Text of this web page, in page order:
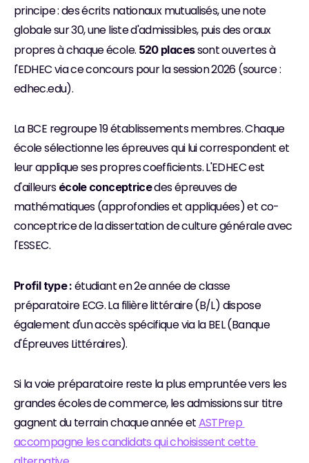
principe : des écrits nationaux mutualisés, une note
globale sur 30, une liste d'admissibles, puis des oraux
propres à chaque école. 520 places sont ouvertes à
l'EDHEC via ce concours pour la session 2026 (source :
edhec.edu).
La BCE regroupe 19 établissements membres. Chaque
école sélectionne les épreuves qui lui correspondent et
leur applique ses propres coefficients. L'EDHEC est
d'ailleurs école conceptrice des épreuves de
mathématiques (approfondies et appliquées) et co-
conceptrice de la dissertation de culture générale avec
l'ESSEC.
Profil type : étudiant en 2e année de classe
préparatoire ECG. La filière littéraire (B/L) dispose
également d'un accès spécifique via la BEL (Banque
d'Épreuves Littéraires).
Si la voie préparatoire reste la plus empruntée vers les
grandes écoles de commerce, les admissions sur titre
gagnent du terrain chaque année et ASTPrep
accompagne les candidats qui choisissent cette